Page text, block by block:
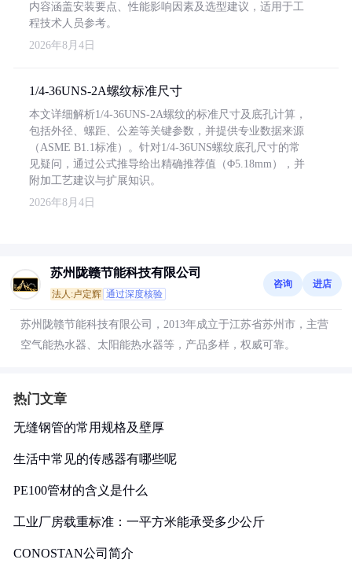
内容涵盖安装要点、性能影响因素及选型建议，适用于工
程技术人员参考。
2026年8月4日
1/4-36UNS-2A螺纹标准尺寸
本文详细解析1/4-36UNS-2A螺纹的标准尺寸及底孔计算，
包括外径、螺距、公差等关键参数，并提供专业数据来源
（ASME B1.1标准）。针对1/4-36UNS螺纹底孔尺寸的常
见疑问，通过公式推导给出精确推荐值（Φ5.18mm），并
附加工艺建议与扩展知识。
2026年8月4日
苏州陇赣节能科技有限公司
法人:卢定辉 通过深度核验
咨询 进店
苏州陇赣节能科技有限公司，2013年成立于江苏省苏州市，主营
空气能热水器、太阳能热水器等，产品多样，权威可靠。
热门文章
无缝钢管的常用规格及壁厚
生活中常见的传感器有哪些呢
PE100管材的含义是什么
工业厂房载重标准：一平方米能承受多少公斤
CONOSTAN公司简介